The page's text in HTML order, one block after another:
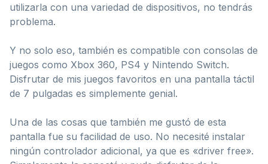
utilizarla con una variedad de dispositivos, no tendrás
problema.
Y no solo eso, también es compatible con consolas de
juegos como Xbox 360, PS4 y Nintendo Switch.
Disfrutar de mis juegos favoritos en una pantalla táctil
de 7 pulgadas es simplemente genial.
Una de las cosas que también me gustó de esta
pantalla fue su facilidad de uso. No necesité instalar
ningún controlador adicional, ya que es «driver free».